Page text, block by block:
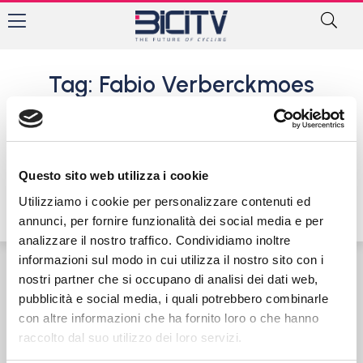
Questo sito web utilizza i cookie
Utilizziamo i cookie per personalizzare contenuti ed
annunci, per fornire funzionalità dei social media e per
analizzare il nostro traffico. Condividiamo inoltre
informazioni sul modo in cui utilizza il nostro sito con i
nostri partner che si occupano di analisi dei dati web,
pubblicità e social media, i quali potrebbero combinarle
con altre informazioni che ha fornito loro o che hanno
raccolto dal suo utilizzo dei loro servizi.
Tag: Fabio Verberckmoes
Tragedia in Belgio. Giovane
atleta di ciclocross positivo,
22 Gennaio 2017